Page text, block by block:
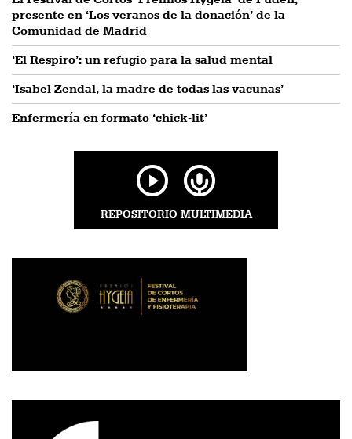
presente en ‘Los veranos de la donación’ de la
Comunidad de Madrid
‘El Respiro’: un refugio para la salud mental
‘Isabel Zendal, la madre de todas las vacunas’
Enfermería en formato ‘chick-lit’
REPOSITORIO MULTIMEDIA